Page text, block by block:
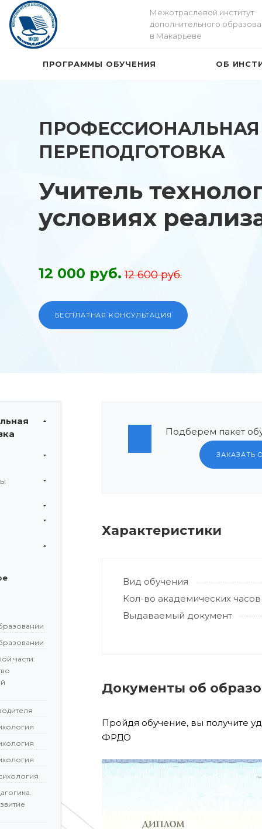
Межотраслевой институт
дополнительного
в Макарьеве
ПРОГРАММЫ ОБУЧЕНИЯ ОБ
ПРОФЕССИОНАЛЬНАЯ
ПЕРЕПОДГОТОВКА
Учитель
условиях
12 000 руб. 12 600 руб.
БЕСПЛАТНАЯ КОНСУЛЬТАЦИЯ
части:
Подберем пакет
ЗАКАЗАТЬ
Характеристики
Вид обучения
Кол-во академических часов
Выдаваемый документ
Документы об
Пройдя обучение, вы получите
ФРДО